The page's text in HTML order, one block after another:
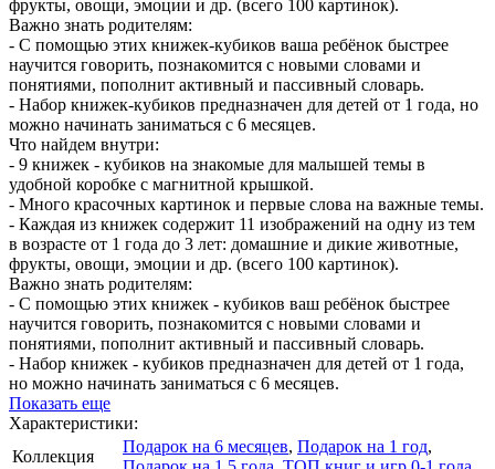
фрукты, овощи, эмоции и др. (всего 100 картинок).
Важно знать родителям:
- С помощью этих книжек-кубиков ваша ребёнок быстрее
научится говорить, познакомится с новыми словами и
понятиями, пополнит активный и пассивный словарь.
- Набор книжек-кубиков предназначен для детей от 1 года, но
можно начинать заниматься с 6 месяцев.
Что найдем внутри:
- 9 книжек - кубиков на знакомые для малышей темы в
удобной коробке с магнитной крышкой.
- Много красочных картинок и первые слова на важные темы.
- Каждая из книжек содержит 11 изображений на одну из тем
в возрасте от 1 года до 3 лет: домашние и дикие животные,
фрукты, овощи, эмоции и др. (всего 100 картинок).
Важно знать родителям:
- С помощью этих книжек - кубиков ваш ребёнок быстрее
научится говорить, познакомится с новыми словами и
понятиями, пополнит активный и пассивный словарь.
- Набор книжек - кубиков предназначен для детей от 1 года,
но можно начинать заниматься с 6 месяцев.
Показать еще
Характеристики:
Коллекция
Подарок на 6 месяцев, Подарок на 1 год,